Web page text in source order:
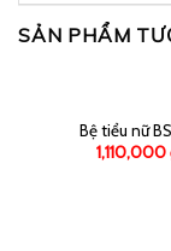
SẢN PHẨM
Bệ tiểu nữ
1,110,000